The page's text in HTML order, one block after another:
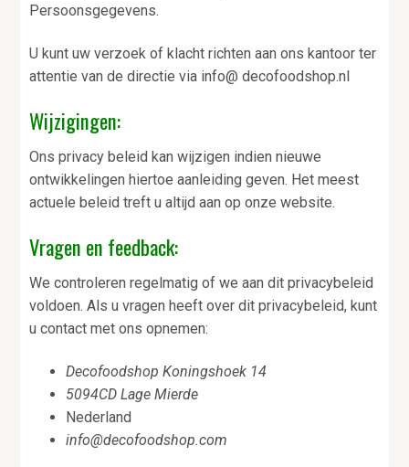
Persoonsgegevens.
U kunt uw verzoek of klacht richten aan ons kantoor ter
attentie van de directie via info@ decofoodshop.nl
Wijzigingen:
Ons privacy beleid kan wijzigen indien nieuwe
ontwikkelingen hiertoe aanleiding geven. Het meest
actuele beleid treft u altijd aan op onze website.
Vragen en feedback:
We controleren regelmatig of we aan dit privacybeleid
voldoen. Als u vragen heeft over dit privacybeleid, kunt
u contact met ons opnemen:
Decofoodshop Koningshoek 14
5094CD Lage Mierde
Nederland
info@decofoodshop.com